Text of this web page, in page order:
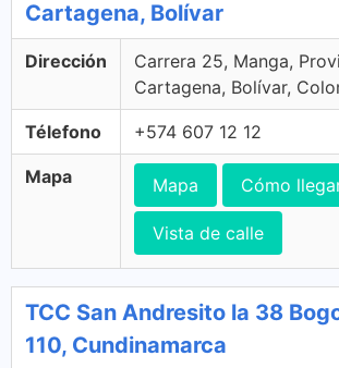
Cartagena, Bolívar
Dirección
Carrera 25, Manga,
Cartagena, Bolívar,
Télefono +574 607 12 12
Mapa Mapa Cómo
Vista de calle
TCC San Andresito la 38
110, Cundinamarca